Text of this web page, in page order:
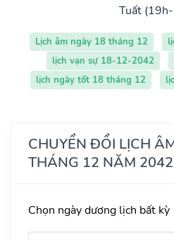
Tuất
Lịch âm ngày 18 tháng 12
lịch vạn sự 18-12-2042
lịch ngày tốt 18 tháng 12
CHUYỂN ĐỔI LỊCH
THÁNG 12 NĂM 2042
Chọn ngày dương lịch bất kỳ